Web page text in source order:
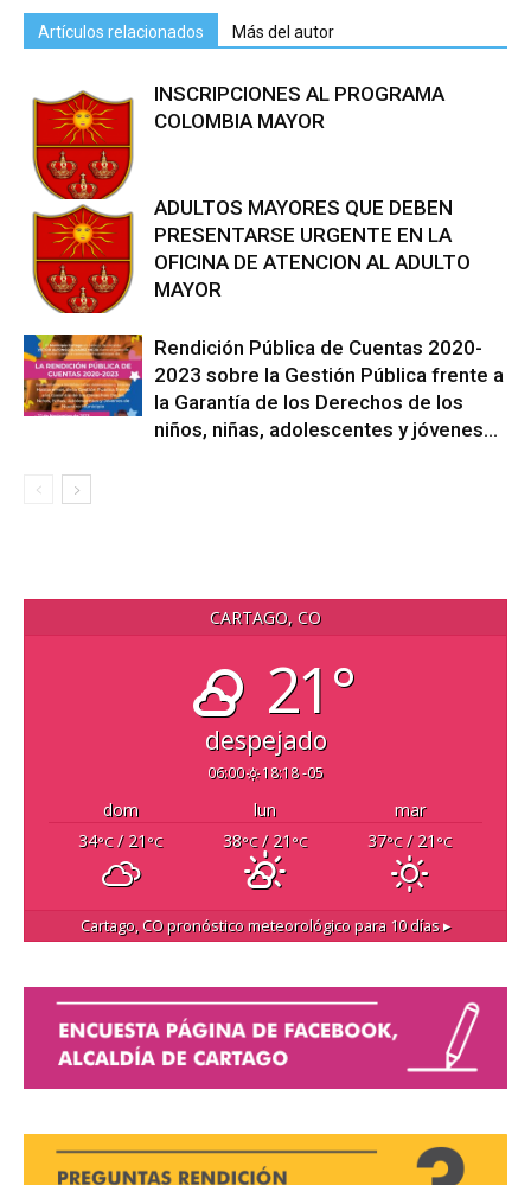
Artículos relacionados Más del autor
INSCRIPCIONES AL PROGRAMA
COLOMBIA MAYOR
ADULTOS MAYORES QUE DEBEN
PRESENTARSE URGENTE EN LA
OFICINA DE ATENCION AL ADULTO
MAYOR
Rendición Pública de Cuentas 2020-
2023 sobre la Gestión Pública frente a
la Garantía de los Derechos de los
niños, niñas, adolescentes y jóvenes...
CARTAGO, CO
21°
despejado
06:00 18:18 -05
dom lun
mar
34°C/ 21 °C 38°C/ 21 °C 37°C/ 21 °C
Cartago, COpronóstico meteorológico para 10 días ▸